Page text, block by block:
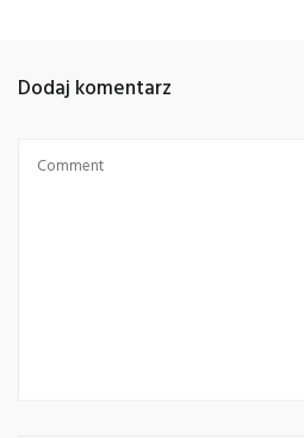
Dodaj komentarz